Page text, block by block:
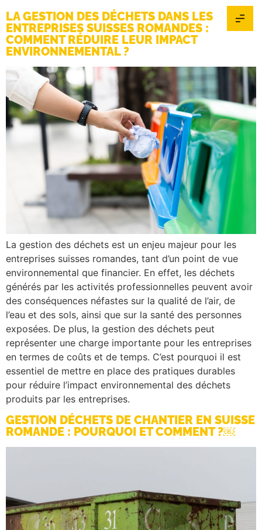
LA GESTION DES DÉCHETS DANS LES
ENTREPRISES SUISSES ROMANDES :
COMMENT RÉDUIRE LEUR IMPACT
ENVIRONNEMENTAL ?
La gestion des déchets est un enjeu majeur pour les
entreprises suisses romandes, tant d’un point de vue
environnemental que financier. En effet, les déchets
générés par les activités professionnelles peuvent avoir
des conséquences néfastes sur la qualité de l’air, de
l’eau et des sols, ainsi que sur la santé des personnes
exposées. De plus, la gestion des déchets peut
représenter une charge importante pour les entreprises
en termes de coûts et de temps. C’est pourquoi il est
essentiel de mettre en place des pratiques durables
pour réduire l’impact environnemental des déchets
produits par les entreprises.
GESTION DÉCHETS DE CHANTIER EN SUISSE
ROMANDE : POURQUOI ET COMMENT ?￼